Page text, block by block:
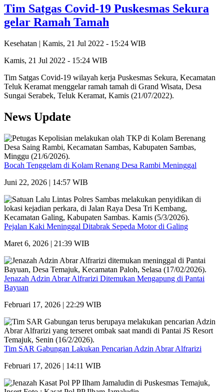
Tim Satgas Covid-19 Puskesmas Sekura
gelar Ramah Tamah
Kesehatan | Kamis, 21 Jul 2022 - 15:24 WIB
Kamis, 21 Jul 2022 - 15:24 WIB
Tim Satgas Covid-19 wilayah kerja Puskesmas Sekura, Kecamatan
Teluk Keramat menggelar ramah tamah di Grand Wisata, Desa
Sungai Serabek, Teluk Keramat, Kamis (21/07/2022).
News Update
Bocah Tenggelam di Kolam Renang Desa Rambi Meninggal
Juni 22, 2026 | 14:57 WIB
Pejalan Kaki Meninggal Ditabrak Sepeda Motor di Galing
Maret 6, 2026 | 21:39 WIB
Jenazah Adzin Abrar Alfrarizi Ditemukan Mengapung di Pantai
Bayuan
Februari 17, 2026 | 22:29 WIB
Tim SAR Gabungan Lakukan Pencarian Adzin Abrar Alfrarizi
Februari 17, 2026 | 14:11 WIB